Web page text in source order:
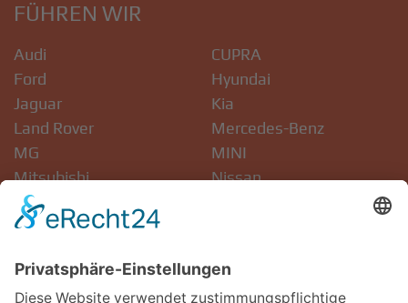
FÜHREN WIR
Audi
CUPRA
Ford
Hyundai
Jaguar
Kia
Land Rover
Mercedes-Benz
MG
MINI
Mitsubishi
Nissan
Skoda
VW
*Weitere Informationen zum offiziellen Kraftstoffverbrauch und den
offiziellen spezifischen CO2-Emissionen neuer Personenkraftwagen